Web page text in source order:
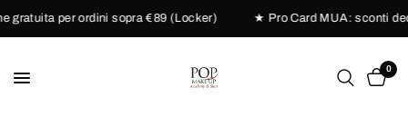
per ordini sopra €89 (Locker) ★ Pro Card MUA: sconti
0